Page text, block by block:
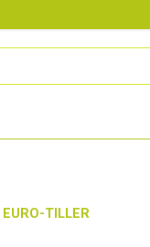
TILLER